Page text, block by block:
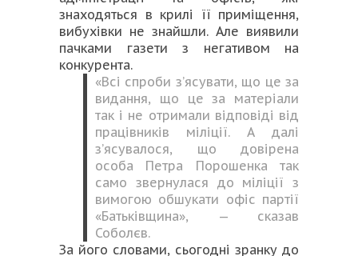
знаходяться в крилі її приміщення,
вибухівки не знайшли. Але виявили
пачками газети з негативом на
конкурента.
«Всі спроби з’ясувати, що це за
видання, що це за матеріали
так і не отримали відповіді від
працівників міліції. А далі
з’ясувалося, що довірена
особа Петра Порошенка так
само звернулася до міліції з
вимогою обшукати офіс партії
«Батьківщина», — сказав
Соболєв.
За його словами, сьогодні зранку до